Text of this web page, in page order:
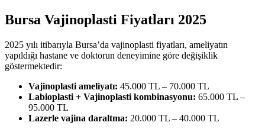
Bursa Vajinoplasti Fiyatları 2025
2025 yılı itibarıyla Bursa’da vajinoplasti fiyatları, ameliyatın
yapıldığı hastane ve doktorun deneyimine göre değişiklik
göstermektedir:
Vajinoplasti ameliyatı: 45.000 TL – 70.000 TL
Labioplasti + Vajinoplasti kombinasyonu: 65.000 TL –
95.000 TL
Lazerle vajina daraltma: 20.000 TL – 40.000 TL